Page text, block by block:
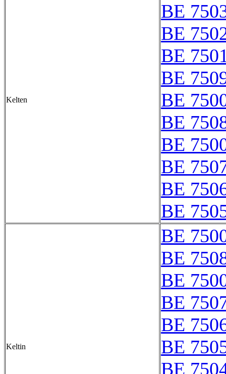
Kelten
BE
BE
BE
BE
BE
BE
BE
BE
BE
BE
Keltin
BE
BE
BE
BE
BE
BE
BE